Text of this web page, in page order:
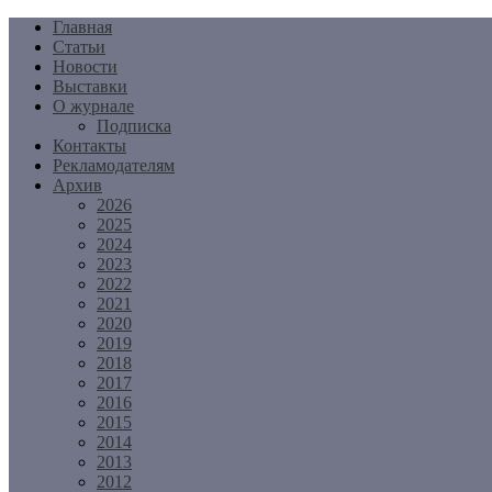
Перейти
содержимому
Главная
Статьи
Новости
Выставки
О журнале
Подписка
Контакты
Рекламодателям
Архив
2026
2025
2024
2023
2022
2021
2020
2019
2018
2017
2016
2015
2014
2013
2012